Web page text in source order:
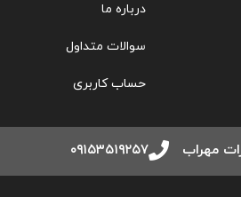
درباره ما
سوالات متداول
حساب کاربری
۰۹۱۵۳۵۱۹۲۵۷